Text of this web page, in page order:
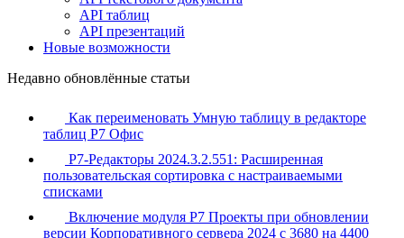
API таблиц
API презентаций
Новые возможности
Недавно обновлённые статьи
Как переименовать Умную таблицу в редакторе
таблиц Р7 Офис
Р7-Редакторы 2024.3.2.551: Расширенная
пользовательская сортировка с настраиваемыми
списками
Включение модуля Р7 Проекты при обновлении
версии Корпоративного сервера 2024 с 3680 на 4400